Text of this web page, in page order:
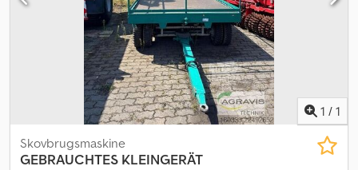
1 / 1
Skovbrugsmaskine
GEBRAUCHTES KLEINGERÄT